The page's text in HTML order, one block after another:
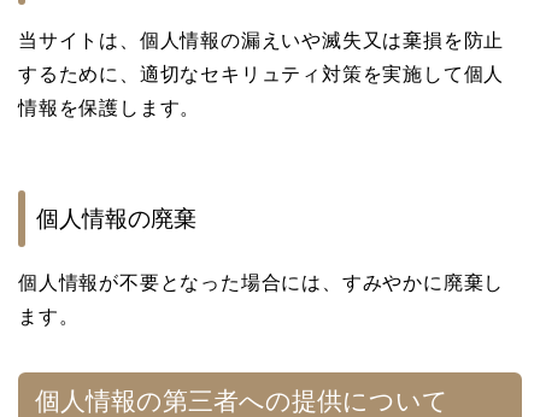
当サイトは、個人情報の漏えいや滅失又は棄損を防止
するために、適切なセキリュティ対策を実施して個人
情報を保護します。
個人情報の廃棄
個人情報が不要となった場合には、すみやかに廃棄し
ます。
個人情報の第三者への提供について